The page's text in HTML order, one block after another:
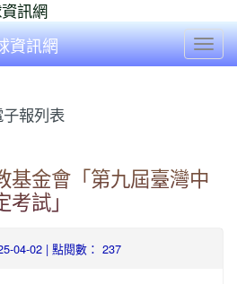
資訊網
報列表
基金會「第九屆臺灣中
試」
04-02 | 點閱數： 237